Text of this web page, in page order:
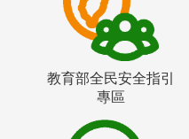
教育部全民安全指引
專區